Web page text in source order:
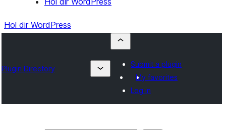
Hol dir WordPress
Plugin Directory
Submit a plugin
My favorites
Log in